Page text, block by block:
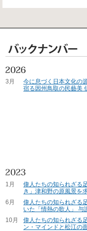
3月
今に息づく日本文化の
宿る因州鳥取の民藝美
1月
偉人たちの知られざる
き」津和野の原風景を
6月
偉人たちの知られざる
いた「情熱の歌人」 与
10月
偉人たちの知られざる
ン・マインドと松江の